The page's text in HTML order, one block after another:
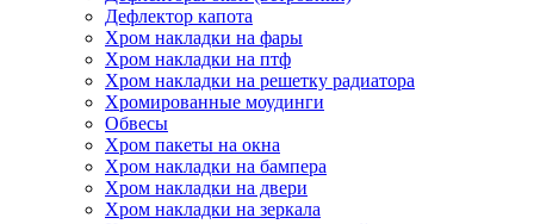
Дефлектор капота
Хром накладки на фары
Хром накладки на птф
Хром накладки на решетку радиатора
Хромированные моудинги
Обвесы
Хром пакеты на окна
Хром накладки на бампера
Хром накладки на двери
Хром накладки на зеркала